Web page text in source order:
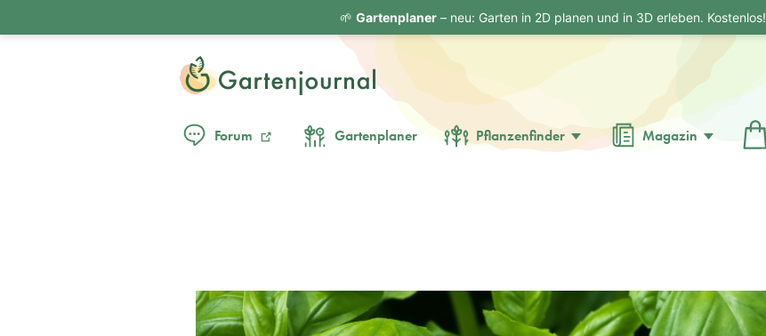
Forum Gartenplaner Pflanzenfinder Magazin
🌱 Gartenplaner– neu: Garten in 2D planen und in 3D erleben. Kostenlos!